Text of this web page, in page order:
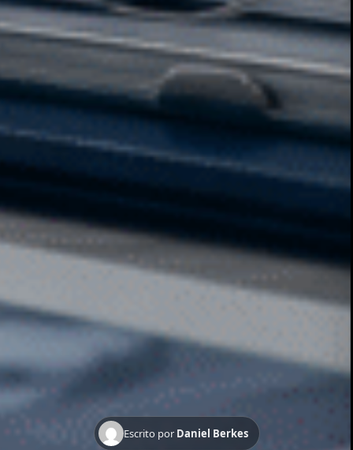
Escrito por Daniel Berkes